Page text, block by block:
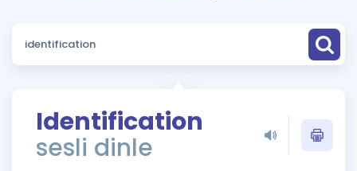
ÖSYM Sınav Takvimi
Kampanyalar
Identification
sesli dinle